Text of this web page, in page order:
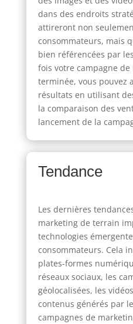
dans des endroits
attireront non
consommateurs, mais
bien référencées par
fois votre campagne
terminée, vous pouvez
résultats en utilisant
la comparaison des
lancement de la
Tendance
Les dernières
marketing de terrain
technologies
consommateurs. Cela
plates-formes
réseaux sociaux, les
géolocalisées, les
contenus générés par
campagnes de